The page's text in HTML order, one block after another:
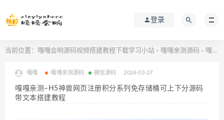
登录
当前位置： 嘎嘎会响源码视频搭建教程下载学习小站 > 嘎嘎亲测源码 > 嘎嘎亲测–H5神兽网页注册积分系列免存储桶可上下分源码带文本搭建教程
嘎嘎 嘎嘎亲测源码 微信源码 2024-03-27
嘎嘎亲测–H5神兽网页注册积分系列免存储桶可上下分源码
带文本搭建教程